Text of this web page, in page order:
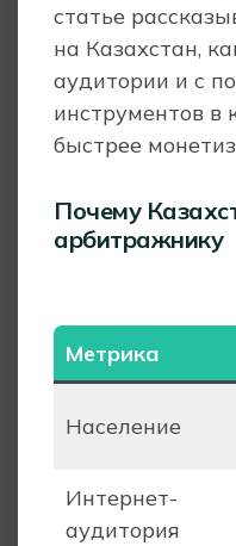
статье
на Казахстан,
аудитории и с
инструментов в
быстрее
Почему
арбитражнику
Метрика
Население
Интернет-
аудитория